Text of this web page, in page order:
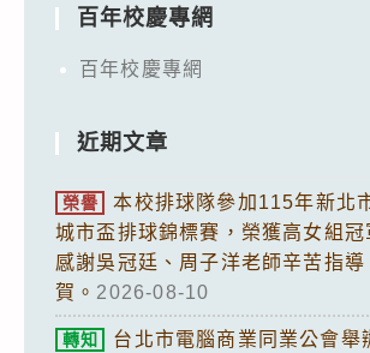
百年校慶專網
百年校慶專網
近期文章
榮譽
本校排球隊參加115年新北
城市盃排球錦標賽，榮獲高女組冠
感謝吳冠廷、周子洋老師辛苦指導
賀。 2026-08-10
轉知
台北市電腦商業同業公會舉